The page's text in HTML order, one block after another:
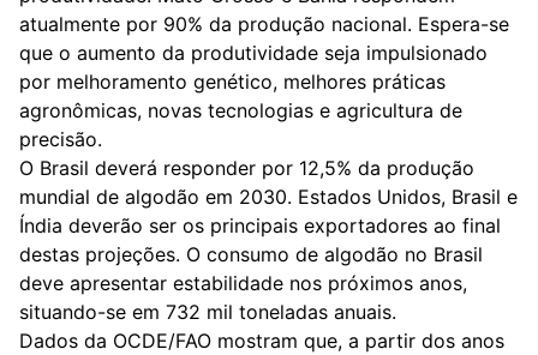
atualmente por 90% da produção nacional. Espera-se
que o aumento da produtividade seja impulsionado
por melhoramento genético, melhores práticas
agronômicas, novas tecnologias e agricultura de
precisão.
O Brasil deverá responder por 12,5% da produção
mundial de algodão em 2030. Estados Unidos, Brasil e
Índia deverão ser os principais exportadores ao final
destas projeções. O consumo de algodão no Brasil
deve apresentar estabilidade nos próximos anos,
situando-se em 732 mil toneladas anuais.
Dados da OCDE/FAO mostram que, a partir dos anos